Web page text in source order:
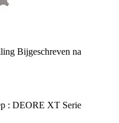
Bijgeschreven na
: DEORE XT Serie